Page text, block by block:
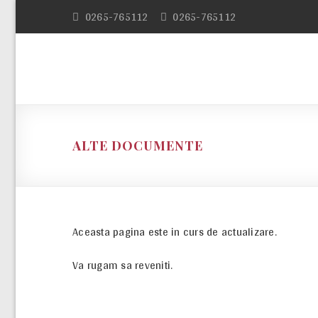
0265-765112 0265-765112
ALTE DOCUMENTE
Aceasta pagina este in curs de actualizare.
Va rugam sa reveniti.